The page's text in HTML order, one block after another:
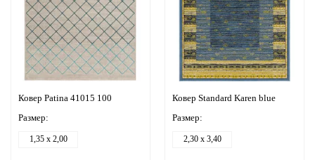
Ковер Patina 41015 100
Размер:
1,35 x 2,00
Ковер Standard Karen blue
Размер:
2,30 x 3,40